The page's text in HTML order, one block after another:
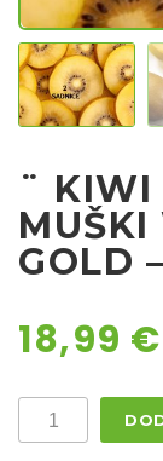
Sjeme
Rajčice
Chili
Ostalo
¨ KIWI
MUŠKI
GOLD
18,99 €
¨
KIWI
-